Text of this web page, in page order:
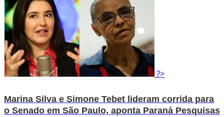
?>
Marina Silva e Simone Tebet lideram corrida para
o Senado em São Paulo, aponta Paraná Pesquisas